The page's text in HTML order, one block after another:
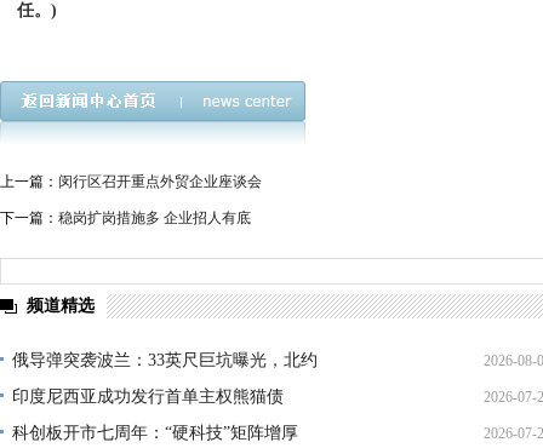
任。)
上一篇： 闵行区召开重点外贸企业座谈会
下一篇： 稳岗扩岗措施多 企业招人有底
频道精选
俄导弹突袭波兰：33英尺巨坑曝光，北约 2026-08-
印度尼西亚成功发行首单主权熊猫债 2026-07-
科创板开市七周年：“硬科技”矩阵增厚 2026-07-